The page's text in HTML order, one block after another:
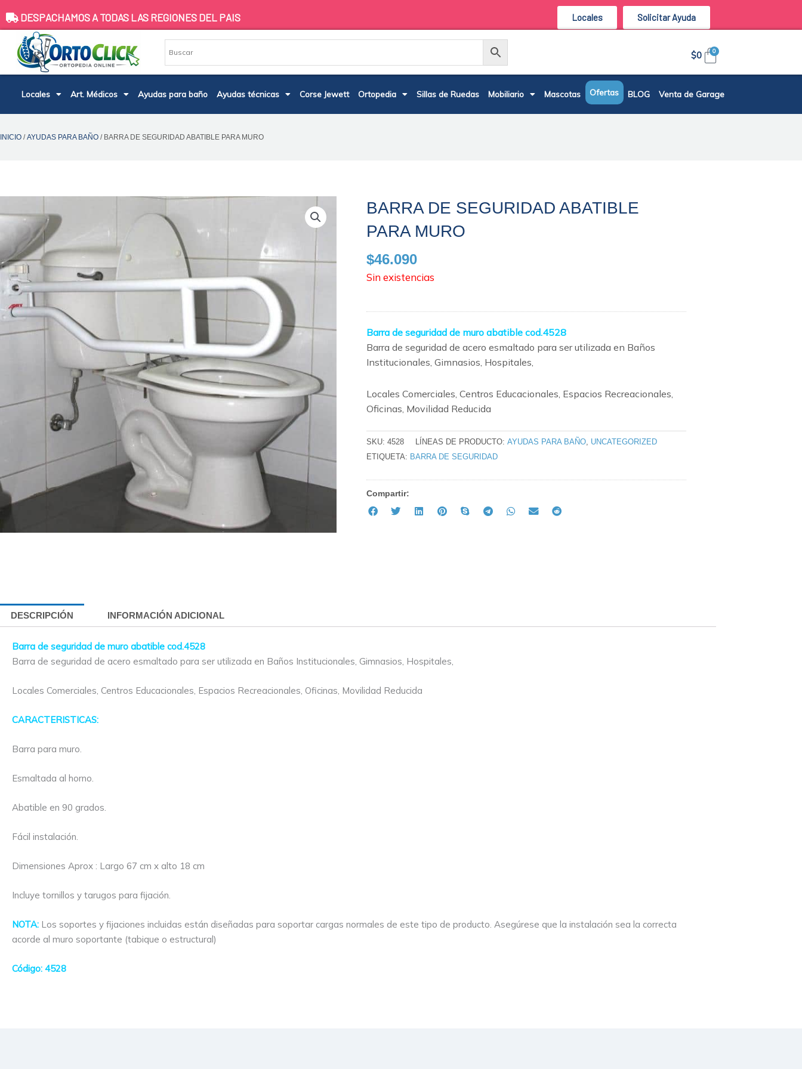
al
contenido
DESPACHAMOS A TODAS LAS REGIONES DEL PAIS Locales Solicitar Ayuda
$0 0
Carrito
Locales Art. Médicos Ayudas para baño Ayudas técnicas Corse Jewett Ortopedia Sillas de Ruedas Mobiliario Mascotas Ofertas BLOG Venta de Garage
INICIO /AYUDAS PARA BAÑO / BARRA DE SEGURIDAD ABATIBLE PARA MURO
BARRA DE SEGURIDAD ABATIBLE
PARA MURO
$46.090
Sin existencias
Barra de seguridad de muro abatible cod.4528
Barra de seguridad de acero esmaltado para ser utilizada en Baños
Institucionales, Gimnasios, Hospitales,
Locales Comerciales, Centros Educacionales, Espacios Recreacionales,
Oficinas, Movilidad Reducida
SKU: 4528 LÍNEAS DE PRODUCTO: AYUDAS PARA BAÑO, UNCATEGORIZED
ETIQUETA: BARRA DE SEGURIDAD
Compartir:
DESCRIPCIÓN INFORMACIÓN ADICIONAL
Barra de seguridad de muro abatible cod.4528
Barra de seguridad de acero esmaltado para ser utilizada en Baños Institucionales, Gimnasios, Hospitales,
Locales Comerciales, Centros Educacionales, Espacios Recreacionales, Oficinas, Movilidad Reducida
CARACTERISTICAS:
Barra para muro.
Esmaltada al horno.
Abatible en 90 grados.
Fácil instalación.
Dimensiones Aprox : Largo 67 cm x alto 18 cm
Incluye tornillos y tarugos para fijación.
NOTA: Los soportes y fijaciones incluidas están diseñadas para soportar cargas normales de este tipo de producto. Asegúrese que la instalación sea la correcta
acorde al muro soportante (tabique o estructural)
Código: 4528